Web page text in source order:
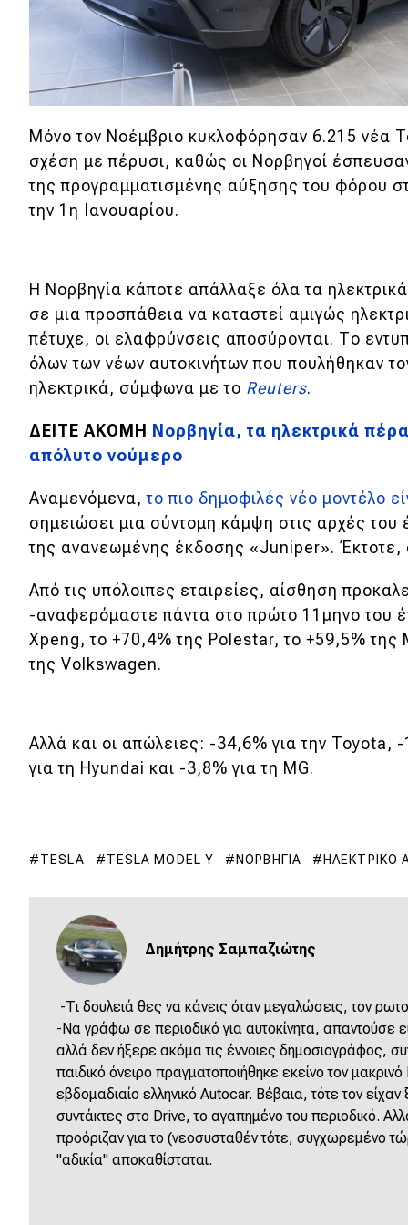
Νέα
Παρουσιάσεις
DRIVE Away
MOTO
Μεταχειρισμένο
Συμβουλές
Χρηστικά
ΚΤΕΟ
eDRIVE
DRIVE USED
Μόνο τον Νοέμβριο κυκλοφόρησαν 6.215 νέα
σχέση με πέρυσι, καθώς οι Νορβηγοί
της προγραμματισμένης αύξησης του φόρου
την 1η Ιανουαρίου.
Η Νορβηγία κάποτε απάλλαξε όλα τα
σε μια προσπάθεια να καταστεί αμιγώς
πέτυχε, οι ελαφρύνσεις αποσύρονται. Το
όλων των νέων αυτοκινήτων που πουλήθηκαν
ηλεκτρικά, σύμφωνα με το Reuters.
ΔΕΙΤΕ ΑΚΟΜΗ Νορβηγία, τα ηλεκτρικά
απόλυτο νούμερο
Αναμενόμενα,το πιο δημοφιλές νέο μοντέλο
σημειώσει μια σύντομη κάμψη στις αρχές του
της ανανεωμένης έκδοσης «Juniper». Έκτοτε,
Από τις υπόλοιπες εταιρείες, αίσθηση
-αναφερόμαστε πάντα στο πρώτο 11μηνο του
Xpeng, το +70,4% της Polestar, το +59,5% της
της Volkswagen.
Αλλά και οι απώλειες: -34,6% για την Toyota,
για τη Hyundai και -3,8% για τη MG.
TESLA TESLA MODEL Y ΝΟΡΒΗΓΊΑ ΗΛΕΚΤΡΙΚΌ
Δημήτρης Σαμπαζιώτης
-Τι δουλειά θες να κάνεις όταν μεγαλώσεις, τον
-Να γράφω σε περιοδικό για αυτοκίνητα,
αλλά δεν ήξερε ακόμα τις έννοιες δημοσιογράφος,
παιδικό όνειρο πραγματοποιήθηκε εκείνο τον
εβδομαδιαίο ελληνικό Autocar. Βέβαια, τότε τον είχαν
συντάκτες στο Drive, το αγαπημένο του περιοδικό.
προόριζαν για το (νεοσυσταθέν τότε, συγχωρεμένο
"αδικία" αποκαθίσταται.